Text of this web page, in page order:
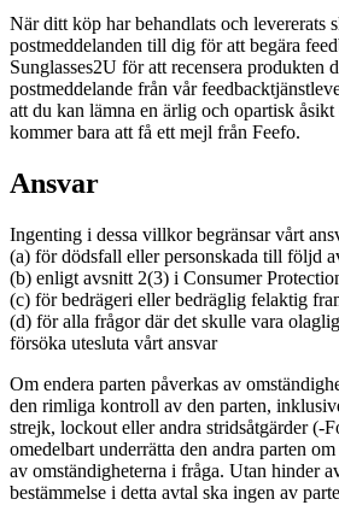
När ditt köp har behandlats och levererats
postmeddelanden till dig för att begära
Sunglasses2U för att recensera produkten
postmeddelande från vår
att du kan lämna en ärlig och opartisk
kommer bara att få ett mejl från Feefo.
Ansvar
Ingenting i dessa villkor begränsar vårt
(a) för dödsfall eller personskada till följd
(b) enligt avsnitt 2(3) i Consumer
(c) för bedrägeri eller bedräglig felaktig
(d) för alla frågor där det skulle vara
försöka utesluta vårt ansvar
Om endera parten påverkas av
den rimliga kontroll av den parten,
strejk, lockout eller andra stridsåtgärder (-
omedelbart underrätta den andra parten
av omständigheterna i fråga. Utan hinder
bestämmelse i detta avtal ska ingen av